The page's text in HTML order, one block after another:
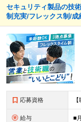
セキュリティ製品の技
制充実/フレックス制/成
応募資格
給与